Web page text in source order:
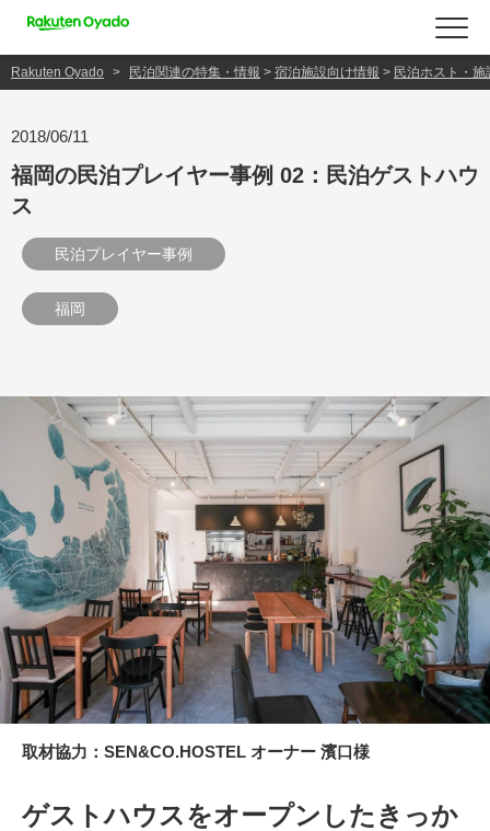
Rakuten Oyado 民泊関連の特集・情報 > 宿泊施設向け情報 > 民泊ホスト・
2018/06/11
福岡の民泊プレイヤー事例 02：民泊ゲストハウ
ス
民泊プレイヤー事例
福岡
取材協力：SEN&CO.HOSTEL オーナー 濱口様
ゲストハウスをオープンしたきっか